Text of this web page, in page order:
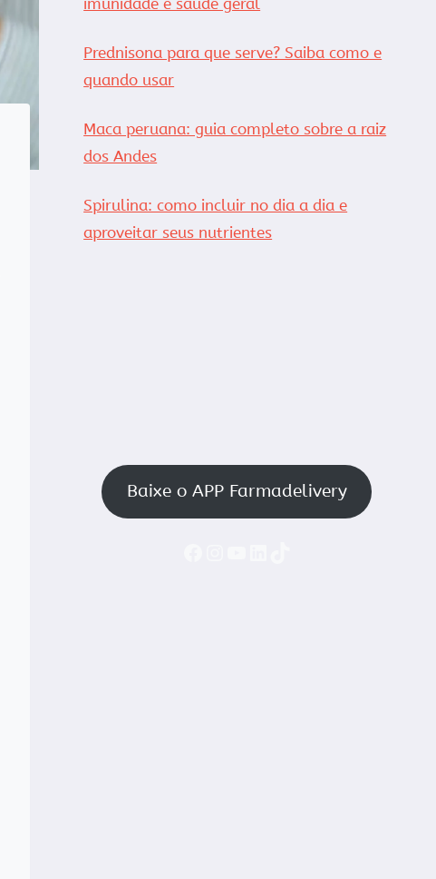
Prednisona para que serve? Saiba como e
quando usar
Maca peruana: guia completo sobre a raiz
dos Andes
Spirulina: como incluir no dia a dia e
aproveitar seus nutrientes
Baixe o APP Farmadelivery